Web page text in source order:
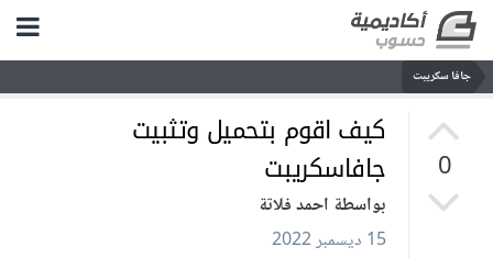
جافا سكريبت
0
كيف اقوم بتحميل وتثبيت
جافاسكريبت
بواسطة احمد فلاتة
15 ديسمبر 2022